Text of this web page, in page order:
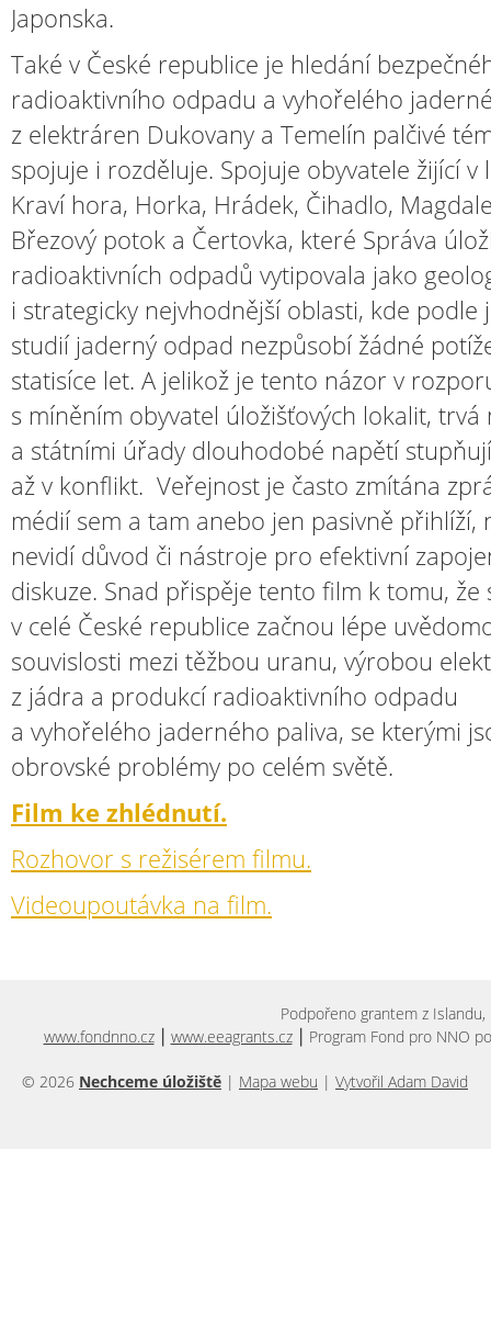
Japonska.
Také v České republice je hledání
radioaktivního odpadu a vyhořelého
z elektráren Dukovany a Temelín palčivé
spojuje i rozděluje. Spojuje obyvatele žijící v
Kraví hora, Horka, Hrádek, Čihadlo,
Březový potok a Čertovka, které Správa
radioaktivních odpadů vytipovala jako
i strategicky nejvhodnější oblasti, kde podle
studií jaderný odpad nezpůsobí žádné
statisíce let. A jelikož je tento názor v
s míněním obyvatel úložišťových lokalit, trvá
a státními úřady dlouhodobé napětí
až v konflikt. Veřejnost je často zmítána
médií sem a tam anebo jen pasivně přihlíží,
nevidí důvod či nástroje pro efektivní
diskuze. Snad přispěje tento film k tomu, že
v celé České republice začnou lépe
souvislosti mezi těžbou uranu, výrobou
z jádra a produkcí radioaktivního odpadu
a vyhořelého jaderného paliva, se kterými
obrovské problémy po celém světě.
Film ke zhlédnutí.
Rozhovor s režisérem filmu.
Videoupoutávka na film.
Podpořeno grantem z
www.fondnno.cz⎮ www.eeagrants.cz⎮ Program Fond pro NNO
© 2026 Nechceme úložiště | Mapa webu | Vytvořil Adam David